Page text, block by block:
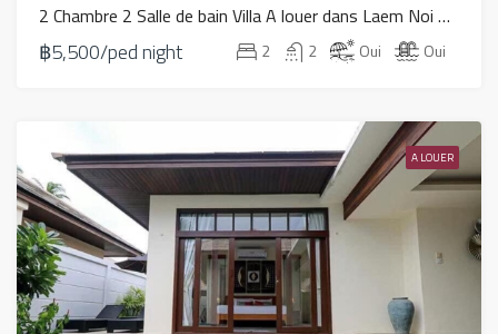
2 Chambre 2 Salle de bain Villa A louer dans Laem Noi – HR0027
฿5,500/ped night 2 2 Oui Oui
A LOUER